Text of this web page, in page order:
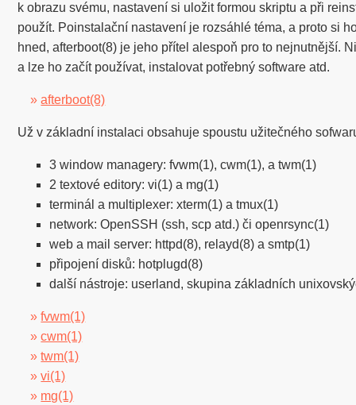
k obrazu svému, nastavení si uložit formou skriptu a při
použít. Poinstalační nastavení je rozsáhlé téma, a proto si
hned, afterboot(8) je jeho přítel alespoň pro to nejnutnější.
a lze ho začít používat, instalovat potřebný software atd.
»afterboot(8)
Už v základní instalaci obsahuje spoustu užitečného
3 window managery: fvwm(1), cwm(1), a twm(1)
2 textové editory: vi(1) a mg(1)
terminál a multiplexer: xterm(1) a tmux(1)
network: OpenSSH (ssh, scp atd.) či openrsync(1)
web a mail server: httpd(8), relayd(8) a smtp(1)
připojení disků: hotplugd(8)
další nástroje: userland, skupina základních
»fvwm(1)
»cwm(1)
»twm(1)
»vi(1)
» mg(1)